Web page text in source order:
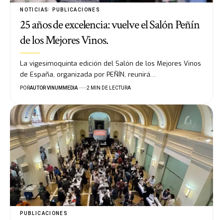
NOTICIAS PUBLICACIONES
25 años de excelencia: vuelve el Salón Peñín
de los Mejores Vinos.
La vigesimoquinta edición del Salón de los Mejores Vinos
de España, organizada por PEÑÍN, reunirá…
PORAUTOR VINUMMEDIA 2 MIN DE LECTURA
PUBLICACIONES